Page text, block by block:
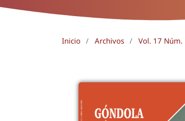
Inicio / Archivos / Vol. 17